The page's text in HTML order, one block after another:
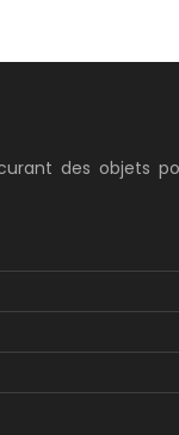
des objets